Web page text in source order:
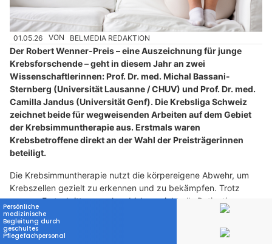
01.05.26 VON BELMEDIA REDAKTION
Der Robert Wenner-Preis – eine Auszeichnung für junge
Krebsforschende – geht in diesem Jahr an zwei
Wissenschaftlerinnen: Prof. Dr. med. Michal Bassani-
Sternberg (Universität Lausanne / CHUV) und Prof. Dr. med.
Camilla Jandus (Universität Genf). Die Krebsliga Schweiz
zeichnet beide für wegweisenden Arbeiten auf dem Gebiet
der Krebsimmuntherapie aus. Erstmals waren
Krebsbetroffene direkt an der Wahl der Preisträgerinnen
beteiligt.
Die Krebsimmuntherapie nutzt die körpereigene Abwehr, um
Krebszellen gezielt zu erkennen und zu bekämpfen. Trotz
grosser Fortschritte sprechen bislang nicht alle Patientinnen
und Patienten gleich gut auf bestehende Therapien an. Die
Forschung sucht deshalb nach neuen Wegen, Immuntherapien
wirksamer, individueller und breiter zugänglich zu machen.